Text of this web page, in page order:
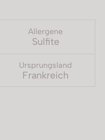
Allergene
Sulfite
Ursprungsland
Frankreich